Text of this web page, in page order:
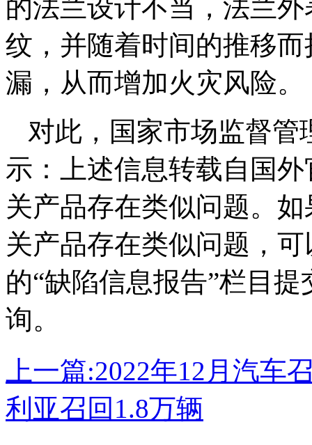
的法兰设计不当，法兰
纹，并随着时间的推移
漏，从而增加火灾风险。
对此，国家市场监督
示：上述信息转载自国
关产品存在类似问题。
关产品存在类似问题，
的“缺陷信息报告”栏目
询。
上一篇:2022年12月汽车
利亚召回1.8万辆